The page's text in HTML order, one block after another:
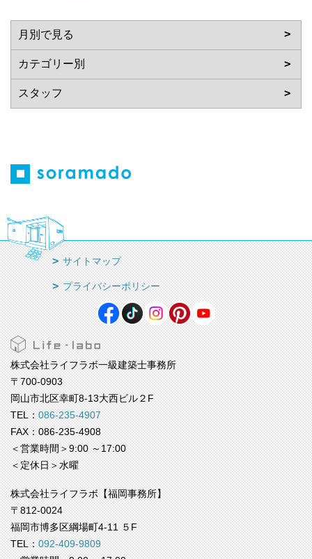
サイトマップ
プライバシーポリシー
株式会社ライフラボ一級建築士事務所
〒700-0903
岡山市北区幸町8-13大西ビル２F
TEL：086-235-4907
FAX：086-235-4908
＜営業時間＞9:00 ～17:00
＜定休日＞水曜
株式会社ライフラボ【福岡事務所】
〒812-0024
福岡市博多区綱場町4-11 ５F
TEL：092-409-9809